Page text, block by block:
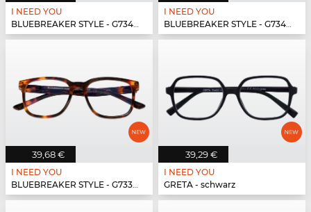
I NEED YOU
BLUEBREAKER STYLE - G73400 grau
I NEED YOU
BLUEBREAKER STYLE - G73400 grau
39,68 €
I NEED YOU
BLUEBREAKER STYLE - G73300 havanna
39,29 €
I NEED YOU
GRETA - schwarz